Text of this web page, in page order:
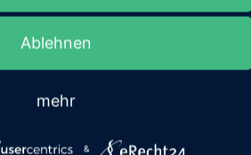
🔄
bearbeiten, können
Kundenservice insgesamt
für sie kein Problem – sie
Ablehnen
mehr
&